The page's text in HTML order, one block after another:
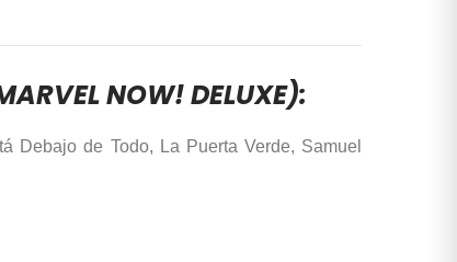
NOW! DELUXE):
Debajo de Todo, La Puerta Verde, Samuel